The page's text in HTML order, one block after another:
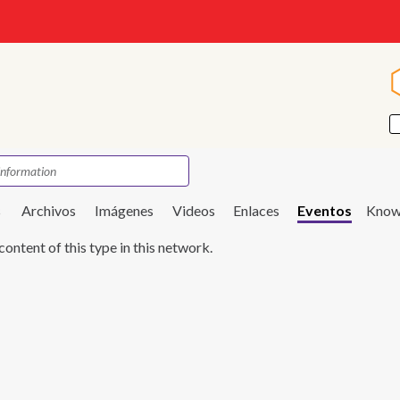
Archivos Imágenes Videos Enlaces Eventos
of this type in this network.